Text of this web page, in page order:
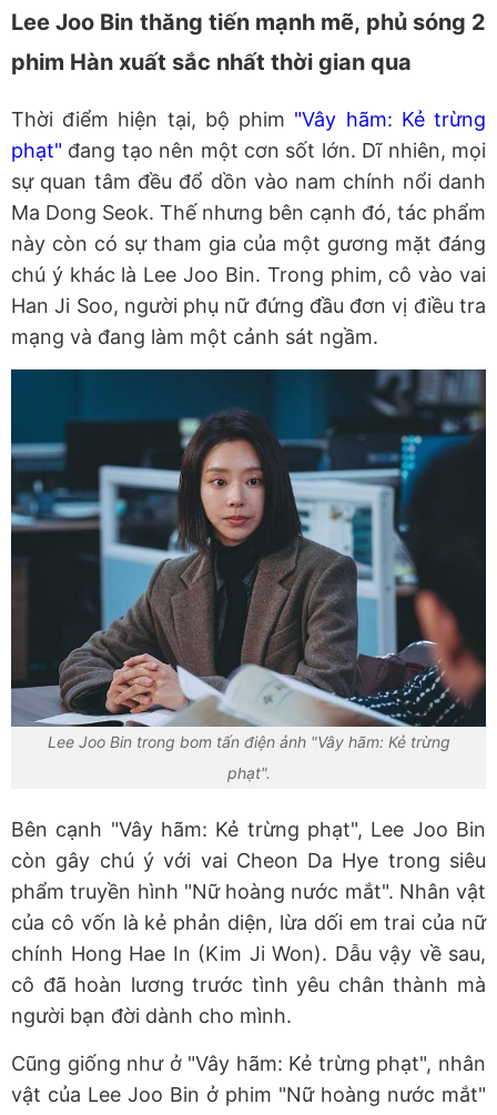
Lee Joo Bin thăng tiến mạnh mẽ, phủ sóng 2
phim Hàn xuất sắc nhất thời gian qua
Thời điểm hiện tại, bộ phim "Vây hãm: Kẻ trừng
phạt" đang tạo nên một cơn sốt lớn. Dĩ nhiên, mọi
sự quan tâm đều đổ dồn vào nam chính nổi danh
Ma Dong Seok. Thế nhưng bên cạnh đó, tác phẩm
này còn có sự tham gia của một gương mặt đáng
chú ý khác là Lee Joo Bin. Trong phim, cô vào vai
Han Ji Soo, người phụ nữ đứng đầu đơn vị điều tra
mạng và đang làm một cảnh sát ngầm.
Lee Joo Bin trong bom tấn điện ảnh "Vây hãm: Kẻ trừng
phạt".
Bên cạnh "Vây hãm: Kẻ trừng phạt", Lee Joo Bin
còn gây chú ý với vai Cheon Da Hye trong siêu
phẩm truyền hình "Nữ hoàng nước mắt". Nhân vật
của cô vốn là kẻ phản diện, lừa dối em trai của nữ
chính Hong Hae In (Kim Ji Won). Dẫu vậy về sau,
cô đã hoàn lương trước tình yêu chân thành mà
người bạn đời dành cho mình.
Cũng giống như ở "Vây hãm: Kẻ trừng phạt", nhân
vật của Lee Joo Bin ở phim "Nữ hoàng nước mắt"